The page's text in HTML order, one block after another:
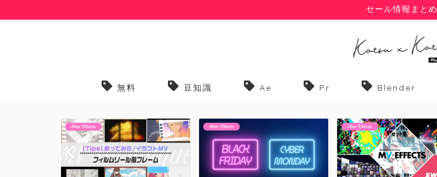
セール情報まとめ
無料 豆知識 Ae Pr Blender
After Effects After Effects After Effects